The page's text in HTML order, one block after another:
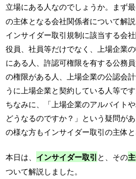
立場にある人なのでしょうか。まず
の主体となる会社関係者について解説
インサイダー取引規制に該当する会
役員、社員等だけでなく、上場企業
にある人、許認可権限を有する公務
の権限がある人、上場企業の公認会
うに上場企業と契約している人等です
ちなみに、「上場企業のアルバイト
どうなるのですか？」という疑問が
の様な方もインサイダー取引の主体と
本日は、 インサイダー取引と、その
ついて解説しました。